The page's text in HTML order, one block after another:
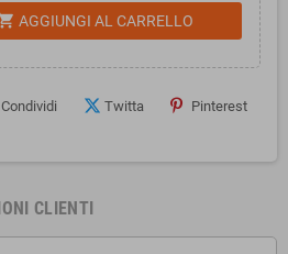
AGGIUNGI AL CARRELLO
Condividi Twitta Pinterest
CLIENTI